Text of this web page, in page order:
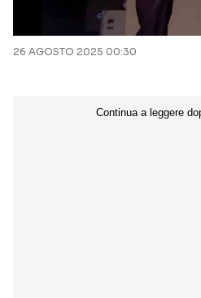
26 AGOSTO 2025 00:30